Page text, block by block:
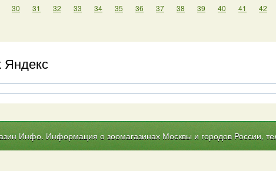
30 31 32 33 34 35 36 37 38 39 40 41 42
Яндекс
Инфо. Информация о зоомагазинах Москвы и городов России,